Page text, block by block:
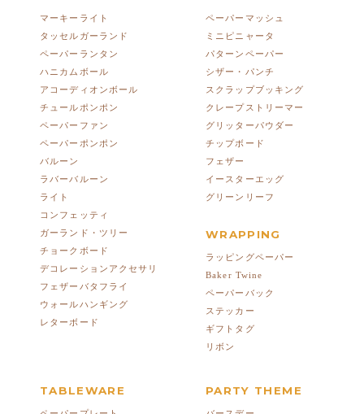
マーキーライト
タッセルガーランド
ペーパーランタン
ハニカムボール
アコーディオンボール
チュールポンポン
ペーパーファン
ペーパーポンポン
バルーン
ラバーバルーン
ライト
コンフェッティ
ガーランド・ツリー
チョークボード
デコレーションアクセサリ
フェザーバタフライ
ウォールハンギング
レターボード
ペーパーマッシュ
ミニピニャータ
パターンペーパー
シザー・パンチ
スクラップブッキング
クレープストリーマー
グリッターパウダー
チップボード
フェザー
イースターエッグ
グリーンリーフ
WRAPPING
ラッピングペーパー
Baker Twine
ペーパーバック
ステッカー
ギフトタグ
リボン
TABLEWARE PARTY THEME